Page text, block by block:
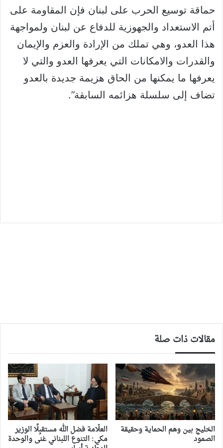
حماقة توسيع الحرب على لبنان فإن المقاومة على
أتم الاستعداد والجهوزية للدفاع عن لبنان ولمواجهة
هذا العدو، وهي تملك من الإرادة والعزم والإيمان
والقدرات والامكانات التي يعرفها العدو والتي لا
يعرفها ما يمكنها من الحاق هزيمة جديدة بالعدو
تضاف إلى سلسلة هزائمه السابقة”.
مقالات ذات صلة
‏الخليج بين وهم الحماية وحقيقة
الصمود
العلّامة فضل الله مستقبِلًا الوزير
مكي: التنوع اللبناني غنى والوحدة